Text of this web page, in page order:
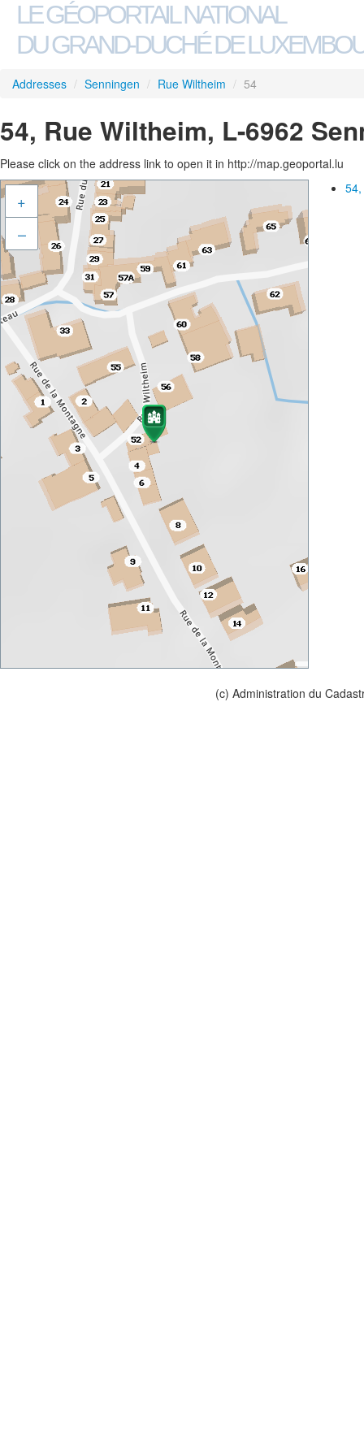
LE GÉOPORTAIL NATIONAL
DU GRAND-DUCHÉ DE
Addresses / Senningen / Rue Wiltheim / 54
54, Rue Wiltheim, L-6962
Please click on the address link to open it in http://map.geoportal.lu
+
–
(c) Administration du